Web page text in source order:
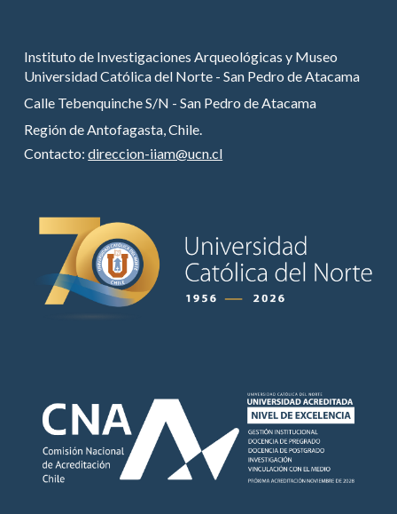
Instituto de Investigaciones Arqueológicas y Museo
Universidad Católica del Norte - San Pedro de Atacama
Calle Tebenquinche S/N - San Pedro de Atacama
Región de Antofagasta, Chile.
Contacto:direccion-iiam@ucn.cl